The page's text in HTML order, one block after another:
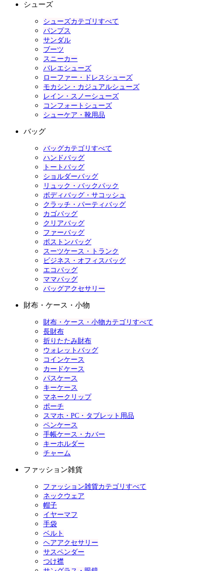
シューズ
シューズカテゴリすべて
パンプス
サンダル
ブーツ
スニーカー
バレエシューズ
ローファー・ドレスシューズ
モカシン・カジュアルシューズ
レイン・スノーシューズ
コンフォートシューズ
シューケア・靴用品
バッグ
バッグカテゴリすべて
ハンドバッグ
トートバッグ
ショルダーバッグ
リュック・バックパック
ボディバッグ・サコッシュ
クラッチ・パーティバッグ
カゴバッグ
クリアバッグ
ファーバッグ
ボストンバッグ
スーツケース・トランク
ビジネス・オフィスバッグ
エコバッグ
ママバッグ
バッグアクセサリー
財布・ケース・小物
財布・ケース・小物カテゴリすべて
長財布
折りたたみ財布
ウォレットバッグ
コインケース
カードケース
パスケース
キーケース
マネークリップ
ポーチ
スマホ・PC・タブレット用品
ペンケース
手帳ケース・カバー
キーホルダー
チャーム
ファッション雑貨
ファッション雑貨カテゴリすべて
ネックウェア
帽子
イヤーマフ
手袋
ベルト
ヘアアクセサリー
サスペンダー
つけ襟